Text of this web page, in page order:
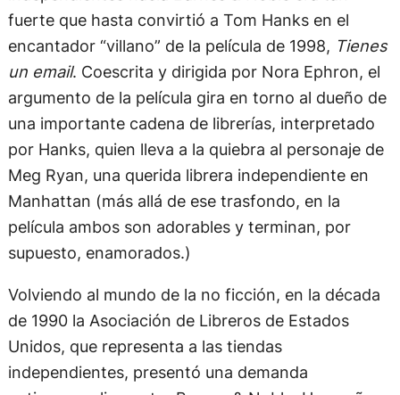
fuerte que hasta convirtió a Tom Hanks en el
encantador “villano” de la película de 1998, Tienes
un email. Coescrita y dirigida por Nora Ephron, el
argumento de la película gira en torno al dueño de
una importante cadena de librerías, interpretado
por Hanks, quien lleva a la quiebra al personaje de
Meg Ryan, una querida librera independiente en
Manhattan (más allá de ese trasfondo, en la
película ambos son adorables y terminan, por
supuesto, enamorados.)
Volviendo al mundo de la no ficción, en la década
de 1990 la Asociación de Libreros de Estados
Unidos, que representa a las tiendas
independientes, presentó una demanda